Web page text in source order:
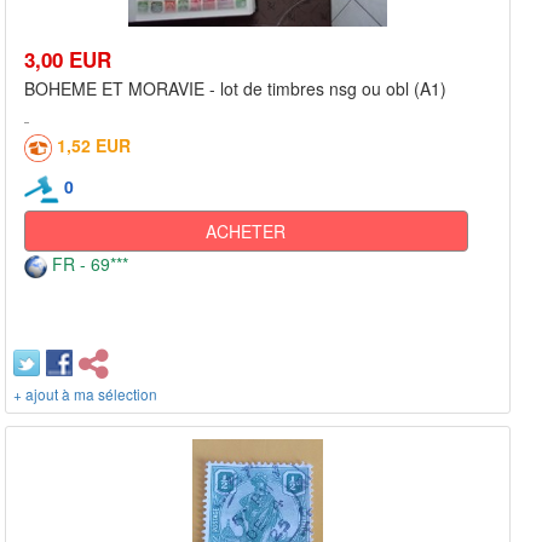
3,00 EUR
BOHEME ET MORAVIE - lot de timbres nsg ou obl (A1)
1,52 EUR
0
ACHETER
FR - 69***
+ ajout à ma sélection